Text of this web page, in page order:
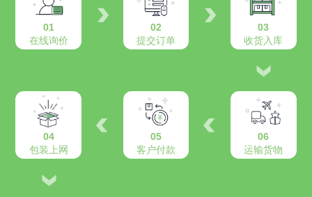
01
在线询价
02
提交订单
03
收货入库
04
包装上网
05
客户付款
06
运输货物